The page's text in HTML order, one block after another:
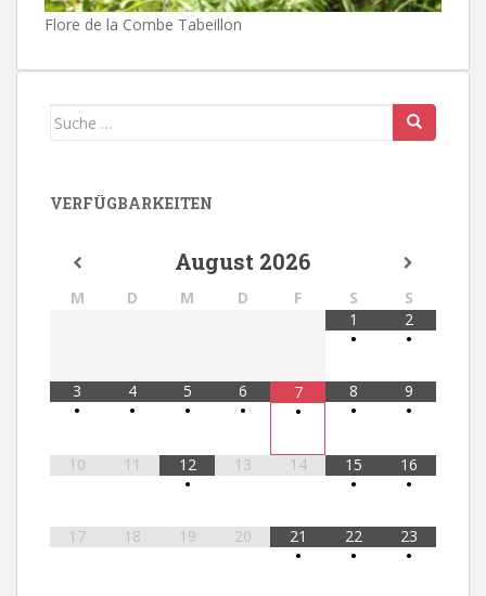
Flore de la Combe Tabeillon
Suche
VERFÜGBARKEITEN
August 2026
M D M D F S
S
1
•
2
•
3
•
4
•
5
•
6
•
7
•
8
•
9
•
10 11
12
•
13 14
15
•
16
•
17 18 19 20
21
•
22
•
23
•